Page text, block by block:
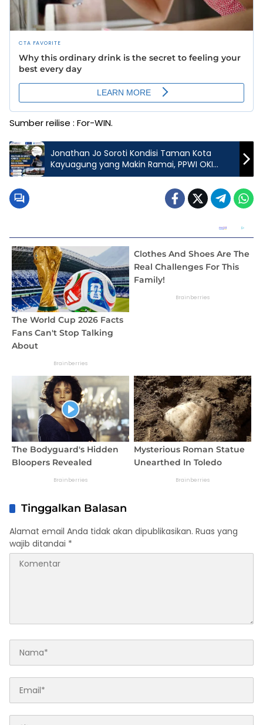
Sumber reilise : For-WIN.
Jonathan Jo Soroti Kondisi Taman Kota
Kayuagung yang Makin Ramai, PPWI OKI
Tegaskan Komitmen Independensi
Tinggalkan Balasan
Alamat email Anda tidak akan dipublikasikan. Ruas yang
wajib ditandai *